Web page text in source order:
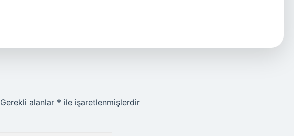
Gerekli alanlar * ile işaretlenmişlerdir